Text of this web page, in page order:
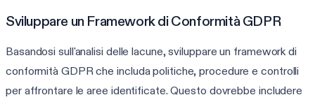
Sviluppare un Framework di Conformità GDPR
Basandosi sull'analisi delle lacune, sviluppare un framework di
conformità GDPR che includa politiche, procedure e controlli
per affrontare le aree identificate. Questo dovrebbe includere